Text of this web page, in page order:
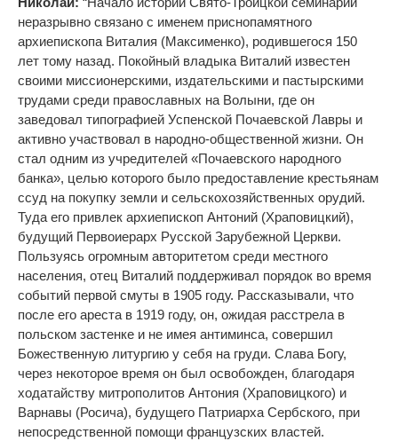
неразрывно связано с именем приснопамятного
архиепископа Виталия (Максименко), родившегося 150
лет тому назад. Покойный владыка Виталий известен
своими миссионерскими, издательскими и пастырскими
трудами среди православных на Волыни, где он
заведовал типографией Успенской Почаевской Лавры и
активно участвовал в народно-общественной жизни. Он
стал одним из учредителей «Почаевского народного
банка», целью которого было предоставление крестьянам
ссуд на покупку земли и сельскохозяйственных орудий.
Туда его привлек архиепископ Антоний (Храповицкий),
будущий Первоиерарх Русской Зарубежной Церкви.
Пользуясь огромным авторитетом среди местного
населения, отец Виталий поддерживал порядок во время
событий первой смуты в 1905 году. Рассказывали, что
после его ареста в 1919 году, он, ожидая расстрела в
польском застенке и не имея антиминса, совершил
Божественную литургию у себя на груди. Слава Богу,
через некоторое время он был освобожден, благодаря
ходатайству митрополитов Антония (Храповицкого) и
Варнавы (Росича), будущего Патриарха Сербского, при
непосредственной помощи французских властей.